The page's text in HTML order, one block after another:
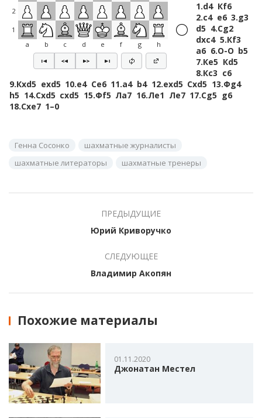
2
1
a
b c d e f g h
1.d4 Кf6
2.c4 e6 3.g3
d5 4.Сg2
dxc4 5.Кf3
a6 6.O-O b5
7.Кe5 Кd5
8.Кc3 c6
9.Кxd5 exd5 10.e4 Сe6 11.a4 b4 12.exd5 Сxd5 13.Фg4
h5 14.Сxd5 cxd5 15.Фf5 Лa7 16.Лe1 Лe7 17.Сg5 g6
18.Сxe7 1–0
Генна Сосонко
шахматные журналисты
шахматные литераторы
шахматные тренеры
ПРЕДЫДУЩИЕ
Юрий Криворучко
СЛЕДУЮЩЕЕ
Владимир Акопян
Похожие материалы
01.11.2020
Джонатан Местел